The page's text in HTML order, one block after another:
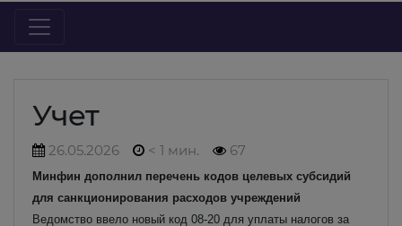
Учет
26.05.2026 < 1 мин. 67
Минфин дополнил перечень кодов целевых субсидий
для санкционирования расходов учреждений
Ведомство ввело новый код 08-20 для уплаты налогов за